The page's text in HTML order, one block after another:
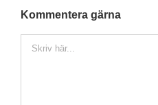
Kommentera gärna